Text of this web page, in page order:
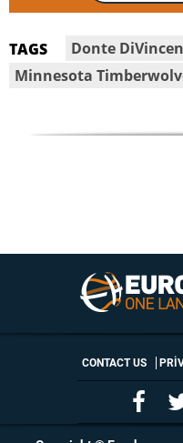
TAGS
Donte
Minnesota
CONTACT US